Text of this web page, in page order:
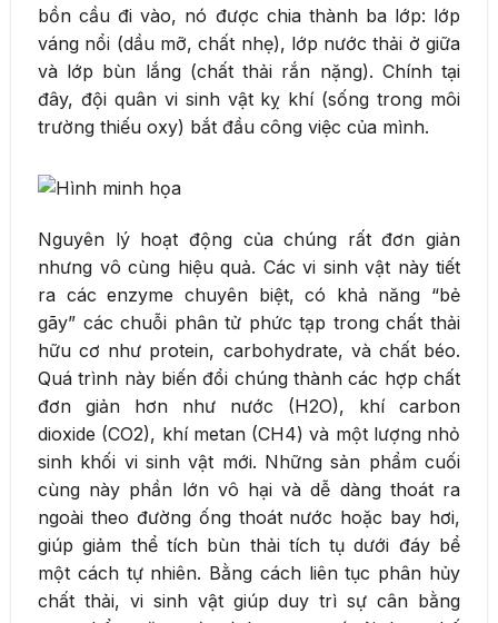
bồn cầu đi vào, nó được chia thành ba lớp: lớp
váng nổi (dầu mỡ, chất nhẹ), lớp nước thải ở giữa
và lớp bùn lắng (chất thải rắn nặng). Chính tại
đây, đội quân vi sinh vật kỵ khí (sống trong môi
trường thiếu oxy) bắt đầu công việc của mình.
Nguyên lý hoạt động của chúng rất đơn giản
nhưng vô cùng hiệu quả. Các vi sinh vật này tiết
ra các enzyme chuyên biệt, có khả năng “bẻ
gãy” các chuỗi phân tử phức tạp trong chất thải
hữu cơ như protein, carbohydrate, và chất béo.
Quá trình này biến đổi chúng thành các hợp chất
đơn giản hơn như nước (H2O), khí carbon
dioxide (CO2), khí metan (CH4) và một lượng nhỏ
sinh khối vi sinh vật mới. Những sản phẩm cuối
cùng này phần lớn vô hại và dễ dàng thoát ra
ngoài theo đường ống thoát nước hoặc bay hơi,
giúp giảm thể tích bùn thải tích tụ dưới đáy bể
một cách tự nhiên. Bằng cách liên tục phân hủy
chất thải, vi sinh vật giúp duy trì sự cân bằng